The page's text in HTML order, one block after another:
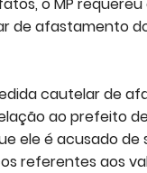
de afastamento
cautelar de
ao prefeito
ele é acusado de
referentes aos